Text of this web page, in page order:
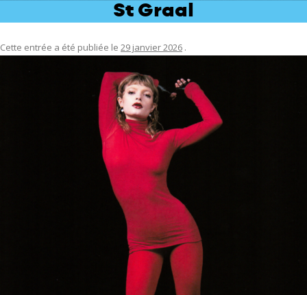
St Graal
Cette entrée a été publiée le 29 janvier 2026 .